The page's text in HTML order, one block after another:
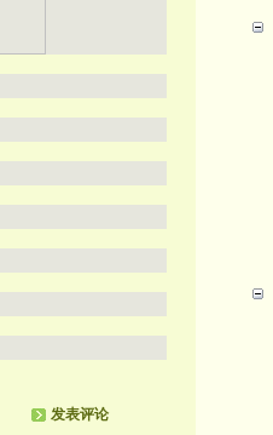
发表评论